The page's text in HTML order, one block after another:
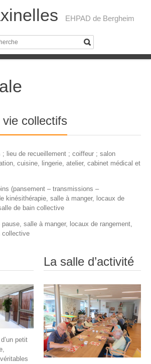
EHPAD de Bergheim
collectifs
; lieu de recueillement ; coiffeur ; salon
cuisine, lingerie, atelier, cabinet médical et
(pansement – transmissions –
kinésithérapie, salle à manger, locaux de
de bain collective
pause, salle à manger, locaux de rangement,
collective
petit
La salle d’activité